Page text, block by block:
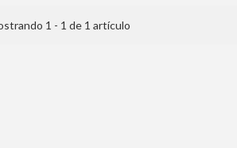
1 - 1 de 1 artículo